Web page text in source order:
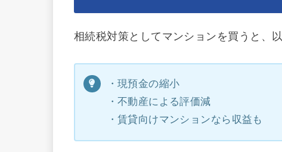
相続税対策としてマンションを買うと、
・現預金の縮小
・不動産による評価減
・賃貸向けマンションなら収益も